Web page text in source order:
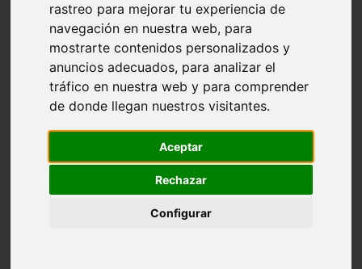
rastreo para mejorar tu experiencia de
navegación en nuestra web, para
mostrarte contenidos personalizados y
anuncios adecuados, para analizar el
tráfico en nuestra web y para comprender
de donde llegan nuestros visitantes.
Aceptar
Rechazar
Configurar
Huesca - alquézar
Huesca - castejón-de-sos
Lleida - alt-àneu
Córdoba - almedinilla
Navarra - zangoza
Cantabria - arenas-de-iguña
Barcelona - la-pobla-de-lillet
Murcia - cartagena
Madrid - nuevo-baztán